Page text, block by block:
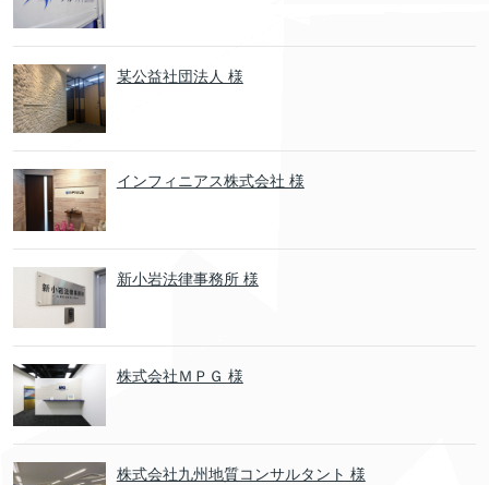
某公益社団法人 様
インフィニアス株式会社 様
新小岩法律事務所 様
株式会社ＭＰＧ 様
株式会社九州地質コンサルタント 様